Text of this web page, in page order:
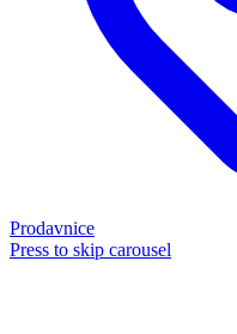
Prodavnice
Press to skip carousel